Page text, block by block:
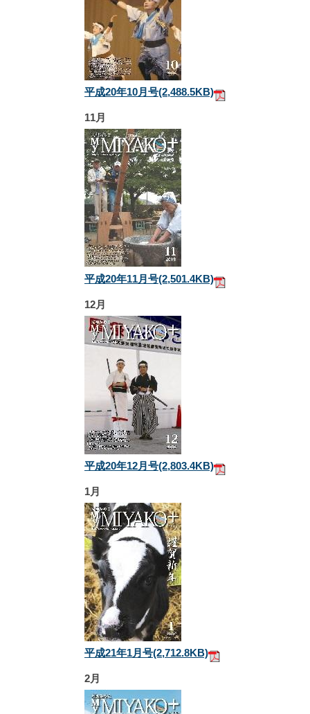
平成20年10月号(2,488.5KB)
11月
平成20年11月号(2,501.4KB)
12月
平成20年12月号(2,803.4KB)
1月
平成21年1月号(2,712.8KB)
2月